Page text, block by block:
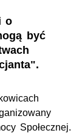
o
być
Społecznej.